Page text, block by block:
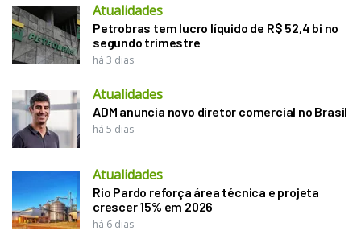
Atualidades
Petrobras tem lucro líquido de R$ 52,4 bi no
segundo trimestre
há 3 dias
Atualidades
ADM anuncia novo diretor comercial no Brasil
há 5 dias
Atualidades
Rio Pardo reforça área técnica e projeta
crescer 15% em 2026
há 6 dias